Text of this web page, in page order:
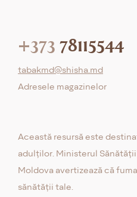
+373 78115544
tabakmd@shisha.md
Adresele magazinelor
Această resursă este
adulților. Ministerul
Moldova avertizează că
sănătății tale.